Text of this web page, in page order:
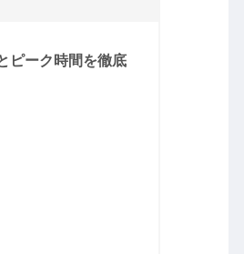
ピーク時間を徹底